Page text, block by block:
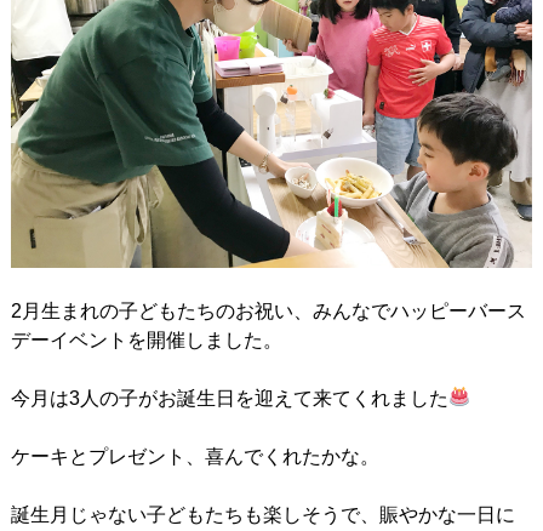
2月生まれの子どもたちのお祝い、みんなでハッピーバース
デーイベントを開催しました。
今月は3人の子がお誕生日を迎えて来てくれました
ケーキとプレゼント、喜んでくれたかな。
誕生月じゃない子どもたちも楽しそうで、賑やかな一日に